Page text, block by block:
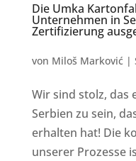
Die Umka
Unternehmen in
Zertifizierung
von Miloš Marković|
Wir sind stolz, das
Serbien zu sein,
erhalten hat! Die
unserer Prozesse